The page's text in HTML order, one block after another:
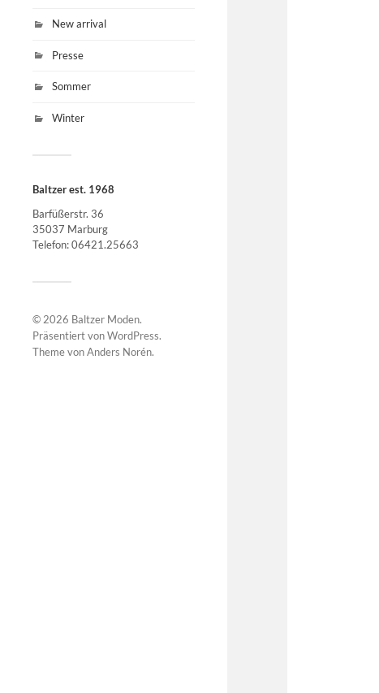
New arrival
Presse
Sommer
Winter
Baltzer est. 1968
Barfüßerstr. 36
35037 Marburg
Telefon: 06421.25663
© 2026 Baltzer Moden.
Präsentiert vonWordPress.
Theme vonAnders Norén.